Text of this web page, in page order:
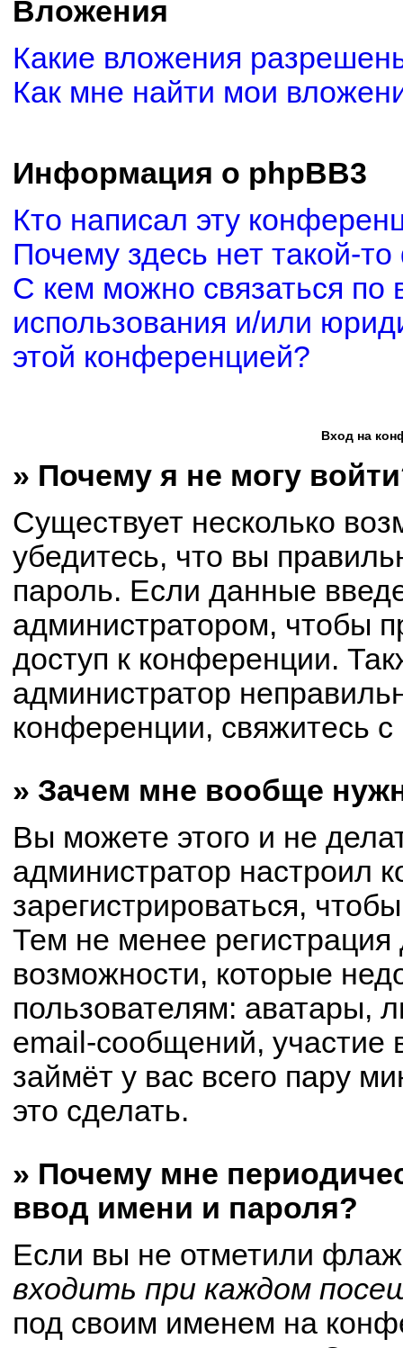
Вложения
Какие вложения
Как мне найти мои
Информация о phpBB3
Кто написал эту
Почему здесь нет такой-
С кем можно связаться по
использования и/или
этой конференцией?
Вход на
» Почему я не могу
Существует несколько
убедитесь, что вы
пароль. Если данные
администратором, чтобы
доступ к конференции.
администратор
конференции, свяжитесь
» Зачем мне вообще
Вы можете этого и не
администратор настроил
зарегистрироваться,
Тем не менее
возможности, которые
пользователям: аватары,
email-сообщений, участие
займёт у вас всего пару
это сделать.
» Почему мне
ввод имени и пароля?
Если вы не отметили
входить при каждом
под своим именем на